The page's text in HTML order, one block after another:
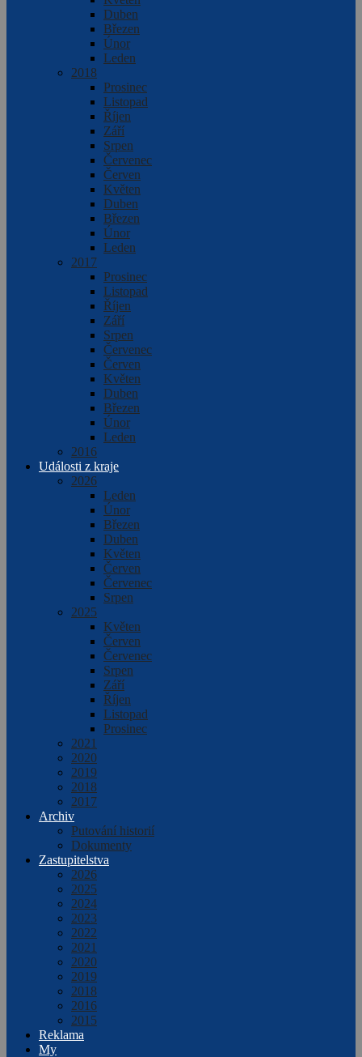
Duben
Březen
Únor
Leden
2018
Prosinec
Listopad
Říjen
Září
Srpen
Červenec
Červen
Květen
Duben
Březen
Únor
Leden
2017
Prosinec
Listopad
Říjen
Září
Srpen
Červenec
Červen
Květen
Duben
Březen
Únor
Leden
2016
Události z kraje
2026
Leden
Únor
Březen
Duben
Květen
Červen
Červenec
Srpen
2025
Květen
Červen
Červenec
Srpen
Září
Říjen
Listopad
Prosinec
2021
2020
2019
2018
2017
Archiv
Putování historií
Dokumenty
Zastupitelstva
2026
2025
2024
2023
2022
2021
2020
2019
2018
2016
2015
Reklama
My